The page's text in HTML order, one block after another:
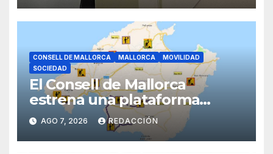
CONSELL DE MALLORCA MALLORCA
MOVILIDAD
SOCIEDAD
El Consell de Mallorca
estrena una plataforma
inteligente de incidencias
viarias en tiempo real
AGO 7, 2026 REDACCIÓN